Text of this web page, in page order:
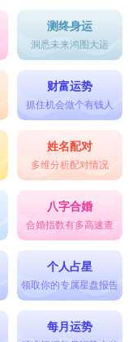
测终身运
洞悉未来鸿图大运
财富运势
抓住机会做个有钱人
姓名配对
多维分析配对情况
八字合婚
合婚指数有多高速查
个人占星
领取你的专属星盘报告
每月运势